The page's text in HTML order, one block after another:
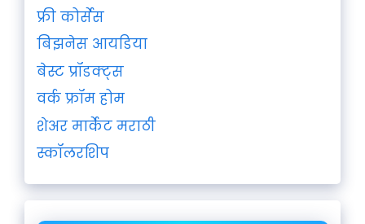
फ्री कोर्सेस
बिझनेस आयडिया
बेस्ट प्रॉडक्ट्स
वर्क फ्रॉम होम
शेअर मार्केट मराठी
स्कॉलरशिप